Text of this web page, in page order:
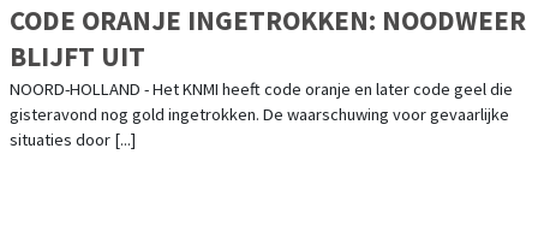
CODE ORANJE INGETROKKEN: NOODWEER
BLIJFT UIT
NOORD-HOLLAND - Het KNMI heeft code oranje en later code geel die
gisteravond nog gold ingetrokken. De waarschuwing voor gevaarlijke
situaties door [...]